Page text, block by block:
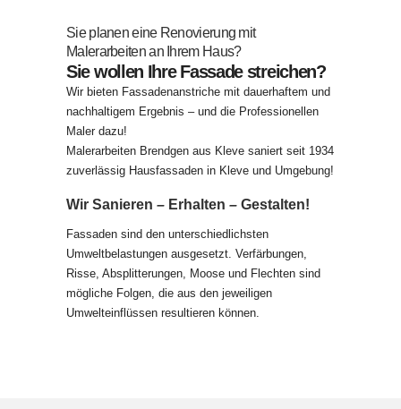
Sie planen eine Renovierung mit
Malerarbeiten an Ihrem Haus?
Sie wollen Ihre Fassade streichen?
Wir bieten Fassadenanstriche mit dauerhaftem und
nachhaltigem Ergebnis – und die Professionellen
Maler dazu!
Malerarbeiten Brendgen aus Kleve saniert seit 1934
zuverlässig Hausfassaden in Kleve und Umgebung!
Wir Sanieren – Erhalten – Gestalten!
Fassaden sind den unterschiedlichsten
Umweltbelastungen ausgesetzt. Verfärbungen,
Risse, Absplitterungen, Moose und Flechten sind
mögliche Folgen, die aus den jeweiligen
Umwelteinflüssen resultieren können.